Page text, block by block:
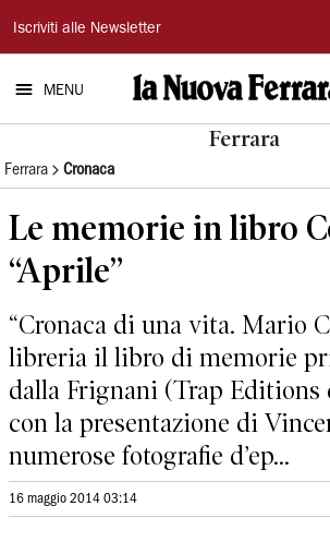
La
Nuova
Ferrara
Iscriviti alle Newsletter
MENU
Ferrara
Ferrara Cronaca
Le memorie in libro
“Aprile”
“Cronaca di una vita. Mario
libreria il libro di memorie
dalla Frignani (Trap Editions
con la presentazione di
numerose fotografie d’ep...
16 maggio 2014 03:14